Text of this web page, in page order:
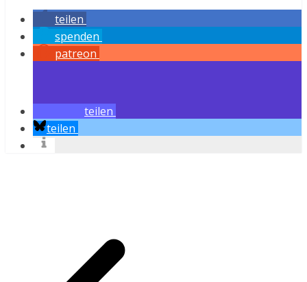
teilen
spenden
patreon
teilen
teilen